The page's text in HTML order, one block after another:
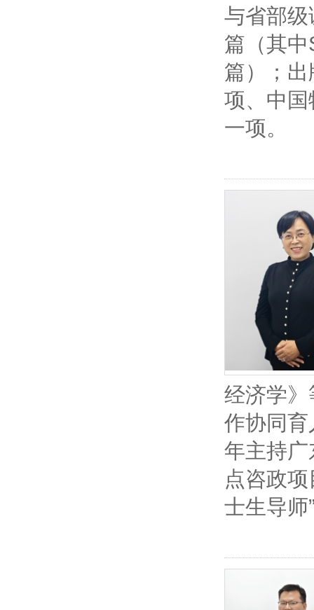
与省部
篇（其
篇）；
项、中
一项。
经济学
作协同
年主持
点咨政项
士生导师